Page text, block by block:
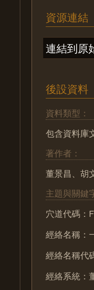
資源連結
連結到原
後設資料
資料類型：
包含資料庫
著作者：
董景昌、胡
主題與關鍵
穴道代碼：
經絡名稱：
經絡名稱代
經絡系統：